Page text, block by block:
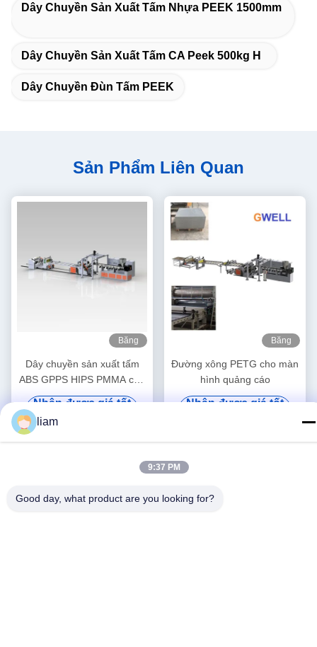
Dây Chuyền Sản Xuất Tấm Nhựa PEEK 1500mm
Dây Chuyền Sản Xuất Tấm CA Peek 500kg H
Dây Chuyền Đùn Tấm PEEK
Sản Phẩm Liên Quan
Băng
Dây chuyền sản xuất tấm
ABS GPPS HIPS PMMA cho
ngăn kéo Khay thoát nước
Nhận được giá tốt
Băng
Đường xông PETG cho màn
hình quảng cáo
Nhận được giá tốt
liam
9:37 PM
Good day, what product are you looking for?